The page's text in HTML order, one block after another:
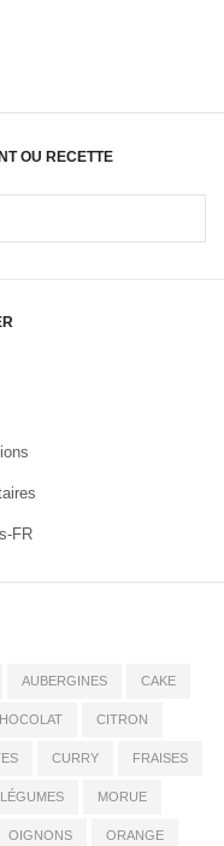
OU RECETTE
FR
AUBERGINES CAKE
CITRON
CURRY FRAISES
LÉGUMES MORUE
OIGNONS ORANGE